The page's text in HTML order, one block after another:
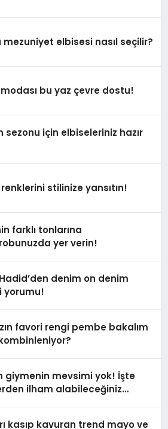
mezuniyet elbisesi nasıl seçilir?
modası bu yaz çevre dostu!
sezonu için elbiseleriniz hazır
renklerini stilinize yansıtın!
farklı tonlarına
yer verin!
denim on denim
yorumu!
favori rengi pembe bakalım
giymenin mevsimi yok! İşte
ilham alabileceğiniz
kasıp kavuran trend mayo ve